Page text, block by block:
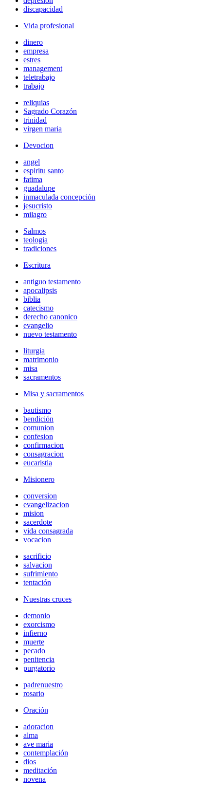
discapacidad
Vida profesional
dinero
empresa
estres
management
teletrabajo
trabajo
reliquias
Sagrado Corazón
trinidad
virgen maria
Devocion
angel
espiritu santo
fatima
guadalupe
inmaculada concepción
jesucristo
milagro
Salmos
teologia
tradiciones
Escritura
antiguo testamento
apocalipsis
biblia
catecismo
derecho canonico
evangelio
nuevo testamento
liturgia
matrimonio
misa
sacramentos
Misa y sacramentos
bautismo
bendición
comunion
confesion
confirmacion
consagracion
eucaristia
Misionero
conversion
evangelizacion
mision
sacerdote
vida consagrada
vocacion
sacrificio
salvacion
sufrimiento
tentación
Nuestras cruces
demonio
exorcismo
infierno
muerte
pecado
penitencia
purgatorio
padrenuestro
rosario
Oración
adoracion
alma
ave maria
contemplación
dios
meditación
novena